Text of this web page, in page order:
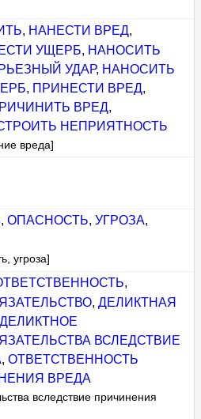
, НАНЕСТИ ВРЕД,
УЩЕРБ, НАНОСИТЬ
УДАР, НАНОСИТЬ
, ПРИНЕСТИ ВРЕД,
ВРЕД,
НЕПРИЯТНОСТЬ
вреда]
, ОПАСНОСТЬ, УГРОЗА,
угроза]
,
,ДЕЛИКТНАЯ
ДЕЛИКТНОЕ
ВСЛЕДСТВИЕ
,ОТВЕТСТВЕННОСТЬ
ВРЕДА
вследствие причинения